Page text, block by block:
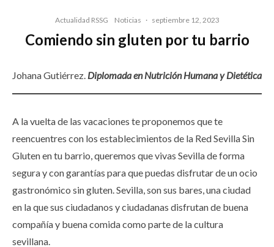
Actualidad RSSG Noticias · septiembre 12, 2023
Comiendo sin gluten por tu barrio
Johana Gutiérrez. Diplomada en Nutrición Humana y Dietética
A la vuelta de las vacaciones te proponemos que te
reencuentres con los establecimientos de la Red Sevilla Sin
Gluten en tu barrio, queremos que vivas Sevilla de forma
segura y con garantías para que puedas disfrutar de un ocio
gastronómico sin gluten. Sevilla, son sus bares, una ciudad
en la que sus ciudadanos y ciudadanas disfrutan de buena
compañía y buena comida como parte de la cultura
sevillana.